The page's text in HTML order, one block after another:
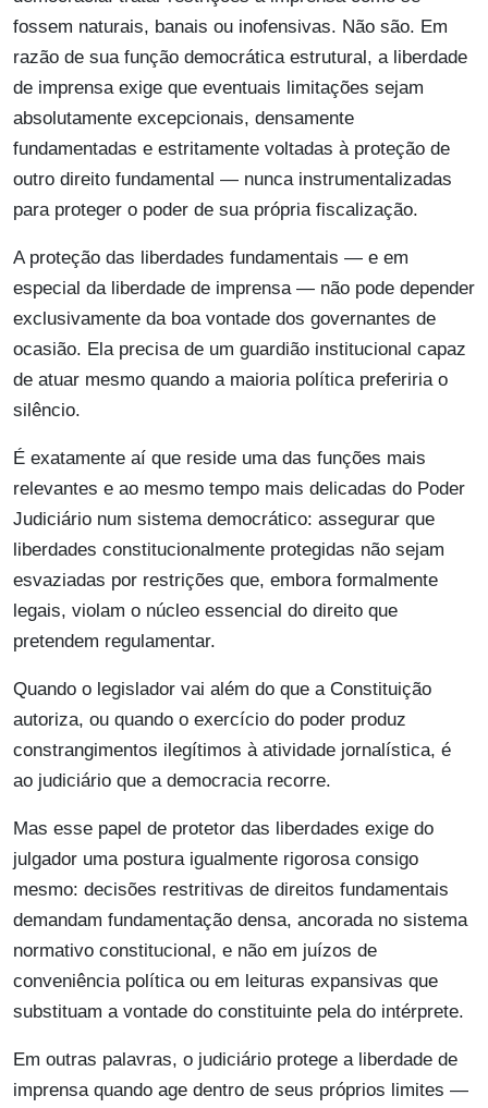
fossem naturais, banais ou inofensivas. Não são. Em
razão de sua função democrática estrutural, a liberdade
de imprensa exige que eventuais limitações sejam
absolutamente excepcionais, densamente
fundamentadas e estritamente voltadas à proteção de
outro direito fundamental — nunca instrumentalizadas
para proteger o poder de sua própria fiscalização.
A proteção das liberdades fundamentais — e em
especial da liberdade de imprensa — não pode depender
exclusivamente da boa vontade dos governantes de
ocasião. Ela precisa de um guardião institucional capaz
de atuar mesmo quando a maioria política preferiria o
silêncio.
É exatamente aí que reside uma das funções mais
relevantes e ao mesmo tempo mais delicadas do Poder
Judiciário num sistema democrático: assegurar que
liberdades constitucionalmente protegidas não sejam
esvaziadas por restrições que, embora formalmente
legais, violam o núcleo essencial do direito que
pretendem regulamentar.
Quando o legislador vai além do que a Constituição
autoriza, ou quando o exercício do poder produz
constrangimentos ilegítimos à atividade jornalística, é
ao judiciário que a democracia recorre.
Mas esse papel de protetor das liberdades exige do
julgador uma postura igualmente rigorosa consigo
mesmo: decisões restritivas de direitos fundamentais
demandam fundamentação densa, ancorada no sistema
normativo constitucional, e não em juízos de
conveniência política ou em leituras expansivas que
substituam a vontade do constituinte pela do intérprete.
Em outras palavras, o judiciário protege a liberdade de
imprensa quando age dentro de seus próprios limites —